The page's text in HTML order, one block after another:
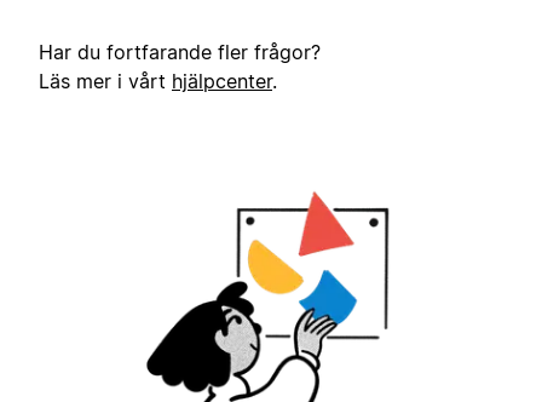
Har du fortfarande fler frågor?
Läs mer i vårt hjälpcenter.